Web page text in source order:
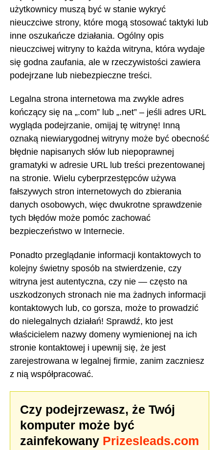
użytkownicy muszą być w stanie wykryć
nieuczciwe strony, które mogą stosować taktyki lub
inne oszukańcze działania. Ogólny opis
nieuczciwej witryny to każda witryna, która wydaje
się godna zaufania, ale w rzeczywistości zawiera
podejrzane lub niebezpieczne treści.
Legalna strona internetowa ma zwykle adres
kończący się na „.com” lub „.net” – jeśli adres URL
wygląda podejrzanie, omijaj tę witrynę! Inną
oznaką niewiarygodnej witryny może być obecność
błędnie napisanych słów lub niepoprawnej
gramatyki w adresie URL lub treści prezentowanej
na stronie. Wielu cyberprzestępców używa
fałszywych stron internetowych do zbierania
danych osobowych, więc dwukrotne sprawdzenie
tych błędów może pomóc zachować
bezpieczeństwo w Internecie.
Ponadto przeglądanie informacji kontaktowych to
kolejny świetny sposób na stwierdzenie, czy
witryna jest autentyczna, czy nie — często na
uszkodzonych stronach nie ma żadnych informacji
kontaktowych lub, co gorsza, może to prowadzić
do nielegalnych działań! Sprawdź, kto jest
właścicielem nazwy domeny wymienionej na ich
stronie kontaktowej i upewnij się, że jest
zarejestrowana w legalnej firmie, zanim zaczniesz
z nią współpracować.
Czy podejrzewasz, że Twój
komputer może być
zainfekowany Prizesleads.com